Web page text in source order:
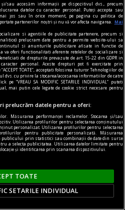
energetică: cum creezi
sustenabilă
sau renovezi o
să alegi doar
și/sau accesăm informații pe dispozitivul dvs., precum
datelor cu caracter personal. Puteți accepta sau
jos sau în orice moment, pe pagina cu politica de
partenerilor noștri și nu vă vor afecta navigarea.
Mai
si agentiile de publicitate partenere, precum si
prelucram date pentru a permite website-ului sa
si anunturile publicitare afisate in functie de
va oferi functionalitati aferente retelelor de socializare si
de drepturile prevazute de art. 15-22 din GDPR in
personal. Aceste drepturi pot fi exercitate prin
“ACCEPT TOATE”, acceptati folosirea tuturor Tehnologiilor de
dvs. cu privire la stocarea/accesarea informatiilor de catre
“VREAU SA MODIFIC SETARILE INDIVIDUAL” puteti
mai putin cele legate de cookie strict necesare pentru
prelucrăm datele pentru a oferi:
Măsurarea performanței reclamelor. Stocarea și/sau
Utilizarea profilurilor pentru selectarea conținutului
personalizat. Utilizarea profilurilor pentru selectarea
pentru publicitate personalizată. Măsurarea
publicului prin statistici sau combinații de date din surse
a selecta publicitatea. Utilizarea datelor limitate pentru
și identificarea prin scanarea dispozitivului.
TOATE
SETARILE INDIVIDUAL